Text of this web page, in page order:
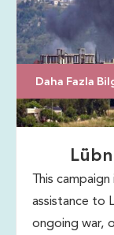
Daha Fazla
This
assistance to
ongoing war,